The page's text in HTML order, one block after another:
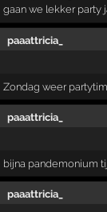
gaan we lekker party
paaattricia_
Zondag weer
paaattricia_
bijna pandemonium
paaattricia_